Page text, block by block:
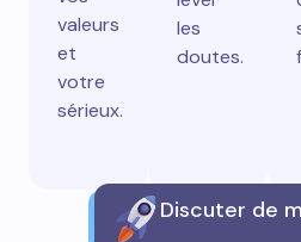
valeurs
et
votre
sérieux.
les
doutes.
Discuter de